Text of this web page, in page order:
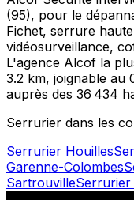
(95), pour le
Fichet, serrure
vidéosurveillance,
L'agence Alcof la
3.2 km, joignable au
auprès des 36 434
Serrurier dans les
Serrurier Houilles
Garenne-Colombes
SartrouvilleSerrurier